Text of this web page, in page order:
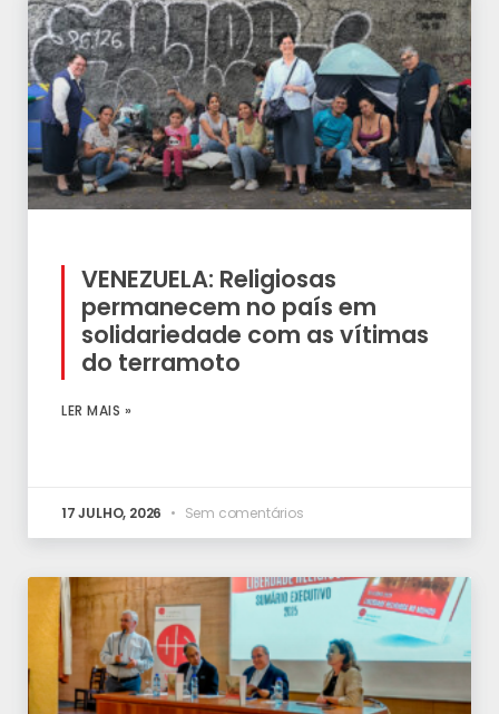
VENEZUELA: Religiosas
permanecem no país em
solidariedade com as vítimas
do terramoto
LER MAIS »
17 JULHO, 2026 Sem comentários